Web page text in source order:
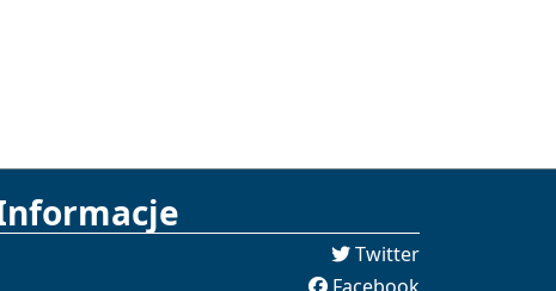
Twitter